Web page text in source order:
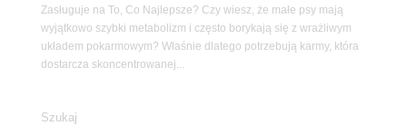
Zasługuje na To, Co Najlepsze? Czy wiesz, że małe psy mają
wyjątkowo szybki metabolizm i często borykają się z wrażliwym
układem pokarmowym? Właśnie dlatego potrzebują karmy, która
dostarcza skoncentrowanej...
Szukaj